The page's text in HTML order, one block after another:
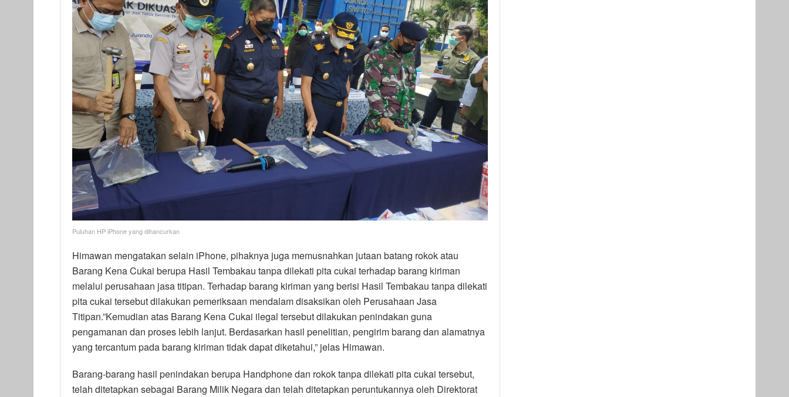
Puluhan HP iPhone yang dihancurkan
Himawan mengatakan selain iPhone, pihaknya juga memusnahkan jutaan batang rokok atau
Barang Kena Cukai berupa Hasil Tembakau tanpa dilekati pita cukai terhadap barang kiriman
melalui perusahaan jasa titipan. Terhadap barang kiriman yang berisi Hasil Tembakau tanpa dilekati
pita cukai tersebut dilakukan pemeriksaan mendalam disaksikan oleh Perusahaan Jasa
Titipan.”Kemudian atas Barang Kena Cukai ilegal tersebut dilakukan penindakan guna
pengamanan dan proses lebih lanjut. Berdasarkan hasil penelitian, pengirim barang dan alamatnya
yang tercantum pada barang kiriman tidak dapat diketahui,” jelas Himawan.
Barang-barang hasil penindakan berupa Handphone dan rokok tanpa dilekati pita cukai tersebut,
telah ditetapkan sebagai Barang Milik Negara dan telah ditetapkan peruntukannya oleh Direktorat